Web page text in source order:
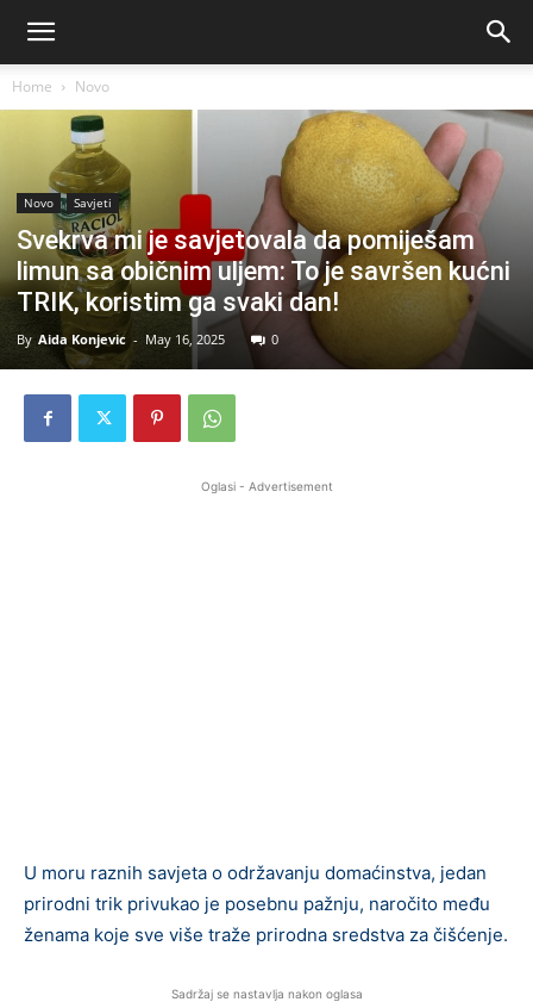
Home Novo
Novo Savjeti
Svekrva mi je savjetovala da pomiješam
limun sa običnim uljem: To je savršen kućni
TRIK, koristim ga svaki dan!
By Aida Konjevic - May 16, 2025 0
Oglasi - Advertisement
U moru raznih savjeta o održavanju domaćinstva, jedan
prirodni trik privukao je posebnu pažnju, naročito među
ženama koje sve više traže prirodna sredstva za čišćenje.
Sadržaj se nastavlja nakon oglasa